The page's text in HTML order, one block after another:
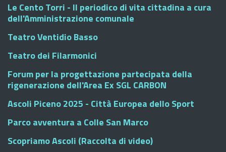
Le Cento Torri - Il periodico di vita cittadina a cura
dell'Amministrazione comunale
Teatro Ventidio Basso
Teatro dei Filarmonici
Forum per la progettazione partecipata della
rigenerazione dell'Area Ex SGL CARBON
Ascoli Piceno 2025 - Città Europea dello Sport
Parco avventura a Colle San Marco
Scopriamo Ascoli (Raccolta di video)